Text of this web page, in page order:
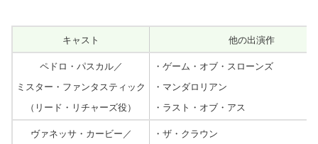
キャスト 他の出演作
ペドロ・パスカル／
ミスター・ファンタスティック
（リード・リチャーズ役）
・ゲーム・オブ・スローンズ
・マンダロリアン
・ラスト・オブ・アス
ヴァネッサ・カービー／
・ザ・クラウン